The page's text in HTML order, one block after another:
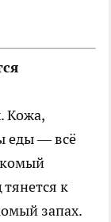
Кожа,
еды — всё
к
запах.